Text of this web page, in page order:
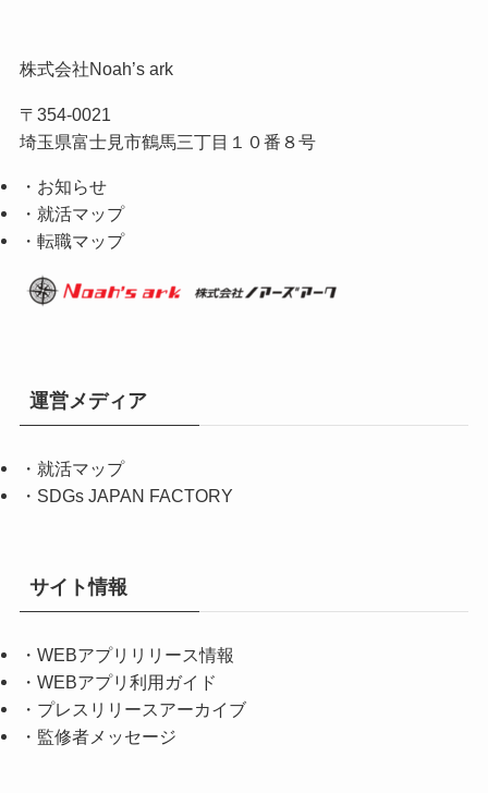
株式会社Noah’s ark
〒354-0021
埼玉県富士見市鶴馬三丁目１０番８号
・お知らせ
・就活マップ
・転職マップ
運営メディア
・ 就活マップ
・ SDGs JAPAN FACTORY
サイト情報
・ WEBアプリリリース情報
・ WEBアプリ利用ガイド
・ プレスリリースアーカイブ
・ 監修者メッセージ